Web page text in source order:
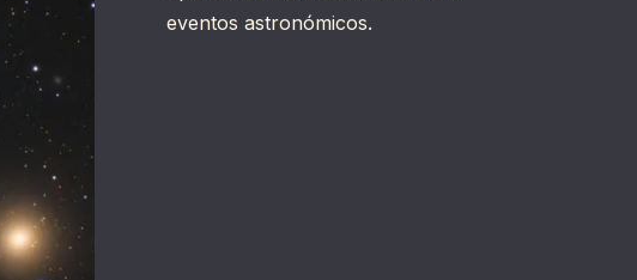
eventos astronómicos.